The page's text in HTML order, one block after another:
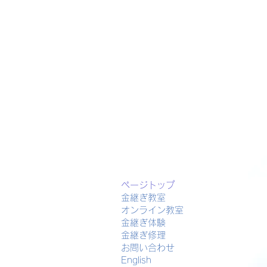
ページトップ
金継ぎ教室
オンライン教室
金継ぎ体験
金継ぎ修理
お問い合わせ
English